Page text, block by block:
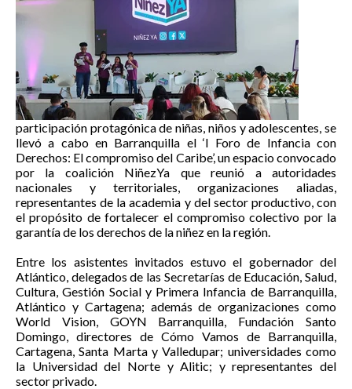
participación protagónica de niñas, niños y adolescentes, se
llevó a cabo en Barranquilla el ‘I Foro de Infancia con
Derechos: El compromiso del Caribe’, un espacio convocado
por la coalición NiñezYa que reunió a autoridades
nacionales y territoriales, organizaciones aliadas,
representantes de la academia y del sector productivo, con
el propósito de fortalecer el compromiso colectivo por la
garantía de los derechos de la niñez en la región.
Entre los asistentes invitados estuvo el gobernador del
Atlántico, delegados de las Secretarías de Educación, Salud,
Cultura, Gestión Social y Primera Infancia de Barranquilla,
Atlántico y Cartagena; además de organizaciones como
World Vision, GOYN Barranquilla, Fundación Santo
Domingo, directores de Cómo Vamos de Barranquilla,
Cartagena, Santa Marta y Valledupar; universidades como
la Universidad del Norte y Alitic; y representantes del
sector privado.